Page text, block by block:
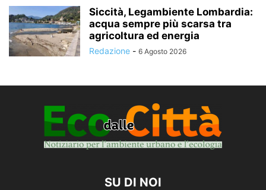
Siccità, Legambiente Lombardia:
acqua sempre più scarsa tra
agricoltura ed energia
Redazione - 6 Agosto 2026
SU DI NOI